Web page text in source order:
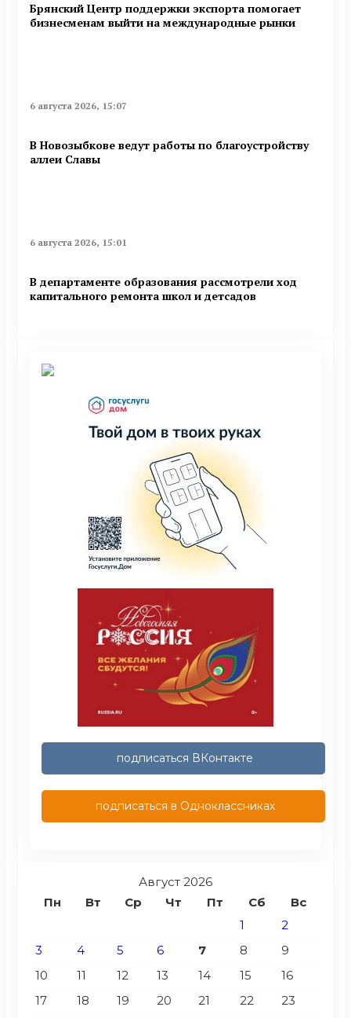
Брянский Центр поддержки экспорта помогает
бизнесменам выйти на международные рынки
6 августа 2026, 15:07
В Новозыбкове ведут работы по благоустройству
аллеи Славы
6 августа 2026, 15:01
В департаменте образования рассмотрели ход
капитального ремонта школ и детсадов
подписаться ВКонтакте
подписаться в Одноклассниках
Август 2026
Пн
Вт Ср Чт Пт Сб
Вс
1
2
3
4 5 6 7 8
9
10
11 12 13 14 15
16
17
18 19 20 21 22 23